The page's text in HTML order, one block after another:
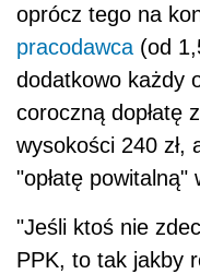
oprócz tego na
pracodawca (od
dodatkowo każdy
coroczną dopłatę
wysokości 240 zł,
"opłatę powitalną"
"Jeśli ktoś nie
PPK, to tak jakby